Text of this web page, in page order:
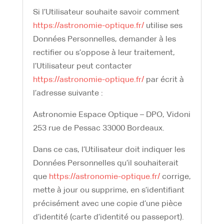
Si l’Utilisateur souhaite savoir comment
https://astronomie-optique.fr/utilise ses
Données Personnelles, demander à les
rectifier ou s’oppose à leur traitement,
l’Utilisateur peut contacter
https://astronomie-optique.fr/par écrit à
l’adresse suivante :
Astronomie Espace Optique – DPO, Vidoni
253 rue de Pessac 33000 Bordeaux.
Dans ce cas, l’Utilisateur doit indiquer les
Données Personnelles qu’il souhaiterait
que https://astronomie-optique.fr/corrige,
mette à jour ou supprime, en s’identifiant
précisément avec une copie d’une pièce
d’identité (carte d’identité ou passeport).